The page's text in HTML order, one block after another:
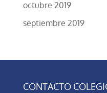
octubre 2019
septiembre 2019
CONTACTO